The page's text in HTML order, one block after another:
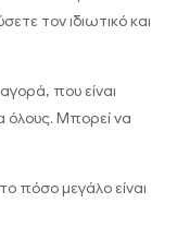
τον ιδιωτικό και
που είναι
όλους. Μπορεί να
πόσο μεγάλο είναι